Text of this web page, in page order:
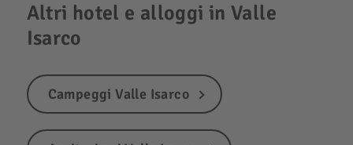
Altri hotel e alloggi in Valle
Isarco
Campeggi Valle Isarco